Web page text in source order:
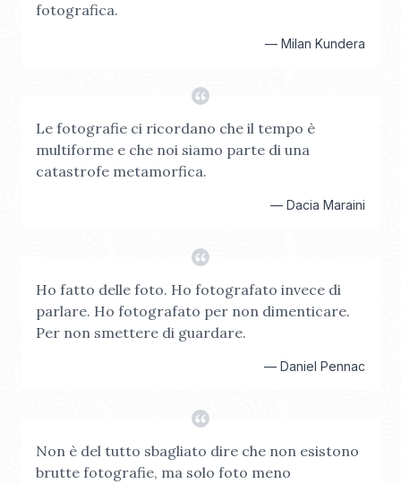
fotografica.
— Milan Kundera
Le fotografie ci ricordano che il tempo è
multiforme e che noi siamo parte di una
catastrofe metamorfica.
— Dacia Maraini
Ho fatto delle foto. Ho fotografato invece di
parlare. Ho fotografato per non dimenticare.
Per non smettere di guardare.
— Daniel Pennac
Non è del tutto sbagliato dire che non esistono
brutte fotografie, ma solo foto meno